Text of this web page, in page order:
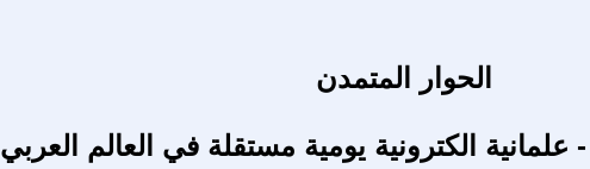
الحوار المتمدن
الكترونية يومية مستقلة في العالم العربي